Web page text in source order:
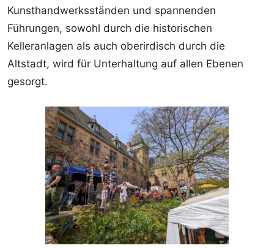
Kunsthandwerksständen und spannenden
Führungen, sowohl durch die historischen
Kelleranlagen als auch oberirdisch durch die
Altstadt, wird für Unterhaltung auf allen Ebenen
gesorgt.